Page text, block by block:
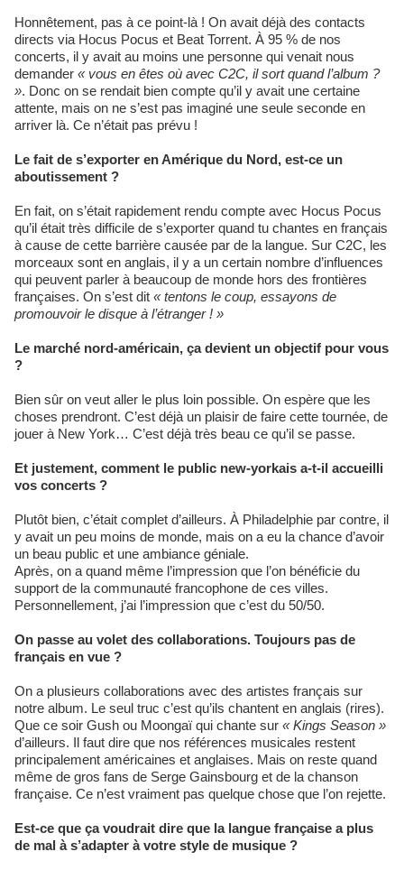
Honnêtement, pas à ce point-là ! On avait déjà des contacts
directs via Hocus Pocus et Beat Torrent. À 95 % de nos
concerts, il y avait au moins une personne qui venait nous
demander « vous en êtes où avec C2C, il sort quand l’album ?
». Donc on se rendait bien compte qu’il y avait une certaine
attente, mais on ne s’est pas imaginé une seule seconde en
arriver là. Ce n’était pas prévu !
Le fait de s’exporter en Amérique du Nord, est-ce un
aboutissement ?
En fait, on s’était rapidement rendu compte avec Hocus Pocus
qu’il était très difficile de s’exporter quand tu chantes en français
à cause de cette barrière causée par de la langue. Sur C2C, les
morceaux sont en anglais, il y a un certain nombre d’influences
qui peuvent parler à beaucoup de monde hors des frontières
françaises. On s’est dit « tentons le coup, essayons de
promouvoir le disque à l’étranger ! »
Le marché nord-américain, ça devient un objectif pour vous
?
Bien sûr on veut aller le plus loin possible. On espère que les
choses prendront. C’est déjà un plaisir de faire cette tournée, de
jouer à New York… C’est déjà très beau ce qu’il se passe.
Et justement, comment le public new-yorkais a-t-il accueilli
vos concerts ?
Plutôt bien, c’était complet d’ailleurs. À Philadelphie par contre, il
y avait un peu moins de monde, mais on a eu la chance d’avoir
un beau public et une ambiance géniale.
Après, on a quand même l’impression que l’on bénéficie du
support de la communauté francophone de ces villes.
Personnellement, j’ai l’impression que c’est du 50/50.
On passe au volet des collaborations. Toujours pas de
français en vue ?
On a plusieurs collaborations avec des artistes français sur
notre album. Le seul truc c’est qu’ils chantent en anglais (rires).
Que ce soir Gush ou Moongaï qui chante sur « Kings Season »
d’ailleurs. Il faut dire que nos références musicales restent
principalement américaines et anglaises. Mais on reste quand
même de gros fans de Serge Gainsbourg et de la chanson
française. Ce n’est vraiment pas quelque chose que l’on rejette.
Est-ce que ça voudrait dire que la langue française a plus
de mal à s’adapter à votre style de musique ?